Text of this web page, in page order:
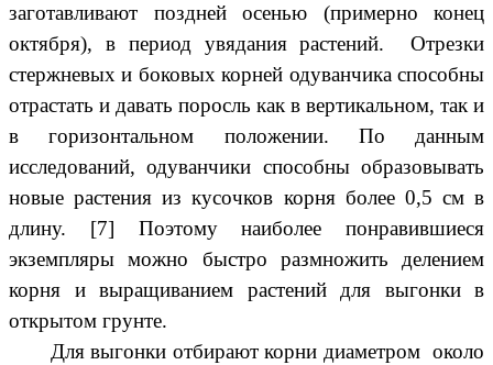
заготавливают поздней осенью (примерно конец
октября), в период увядания растений. Отрезки
стержневых и боковых корней одуванчика способны
отрастать и давать поросль как в вертикальном, так и
в горизонтальном положении. По данным
исследований, одуванчики способны образовывать
новые растения из кусочков корня более 0,5 см в
длину. [7] Поэтому наиболее понравившиеся
экземпляры можно быстро размножить делением
корня и выращиванием растений для выгонки в
открытом грунте.
Для выгонки отбирают корни диаметром около